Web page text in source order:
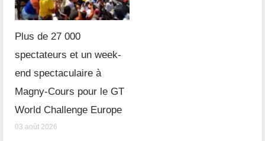
Plus de 27 000
spectateurs et un week-
end spectaculaire à
Magny-Cours pour le GT
World Challenge Europe
03 août 2026